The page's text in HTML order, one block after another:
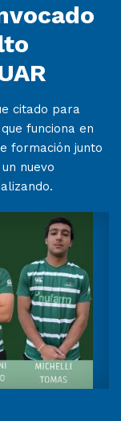
citado para
funciona en
formación junto
nuevo